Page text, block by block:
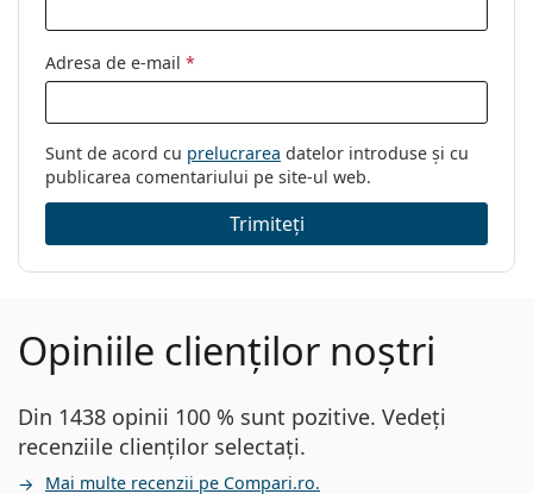
Adresa de e-mail *
Sunt de acord cu prelucrarea datelor introduse și cu
publicarea comentariului pe site-ul web.
Trimiteți
Opiniile clienților noștri
Din 1438 opinii 100 % sunt pozitive. Vedeți
recenziile clienților selectați.
Mai multe recenzii pe Compari.ro.